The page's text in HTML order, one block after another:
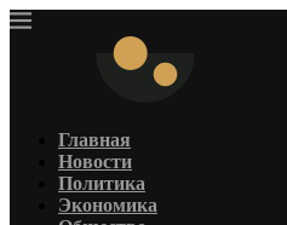
Главная
Новости
Политика
Экономика